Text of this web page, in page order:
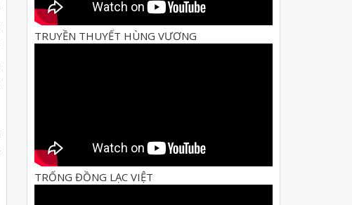
TRUYỀN THUYẾT HÙNG VƯƠNG
TRỐNG ĐỒNG LẠC VIỆT